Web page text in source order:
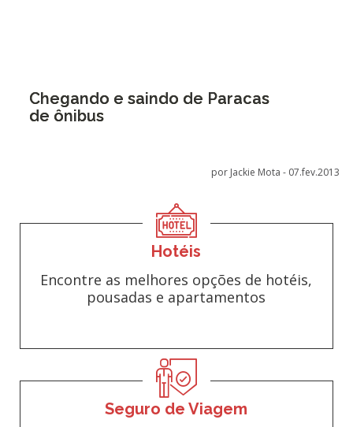
Chegando e saindo de Paracas
de ônibus
por Jackie Mota - 07.fev.2013
Hotéis
Encontre as melhores opções de hotéis,
pousadas e apartamentos
Seguro de Viagem